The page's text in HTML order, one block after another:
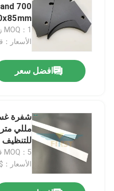
160x85mm جزء آلة الطباعة
MOQ：1 زوج
الأسعار
افضل سعر
MOQ：5 قطع
الأسعار：$6.45/pc